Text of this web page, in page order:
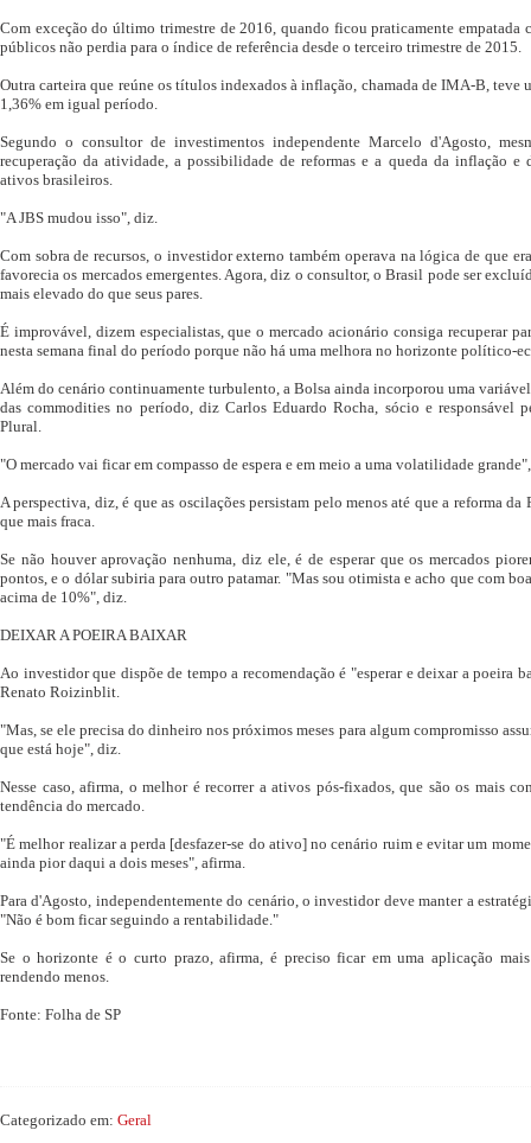
Com exceção do último trimestre de 2016, quando ficou praticamente empatada
públicos não perdia para o índice de referência desde o terceiro trimestre de 2015.
Outra carteira que reúne os títulos indexados à inflação, chamada de IMA-B, teve
1,36% em igual período.
Segundo o consultor de investimentos independente Marcelo d'Agosto,
recuperação da atividade, a possibilidade de reformas e a queda da inflação e
ativos brasileiros.
"A JBS mudou isso", diz.
Com sobra de recursos, o investidor externo também operava na lógica de que
favorecia os mercados emergentes. Agora, diz o consultor, o Brasil pode ser
mais elevado do que seus pares.
É improvável, dizem especialistas, que o mercado acionário consiga recuperar
nesta semana final do período porque não há uma melhora no horizonte político-
Além do cenário continuamente turbulento, a Bolsa ainda incorporou uma
das commodities no período, diz Carlos Eduardo Rocha, sócio e responsável
Plural.
"O mercado vai ficar em compasso de espera e em meio a uma volatilidade
A perspectiva, diz, é que as oscilações persistam pelo menos até que a reforma da
que mais fraca.
Se não houver aprovação nenhuma, diz ele, é de esperar que os mercados
pontos, e o dólar subiria para outro patamar. "Mas sou otimista e acho que com
acima de 10%", diz.
DEIXAR A POEIRA BAIXAR
Ao investidor que dispõe de tempo a recomendação é "esperar e deixar a poeira
Renato Roizinblit.
"Mas, se ele precisa do dinheiro nos próximos meses para algum compromisso
que está hoje", diz.
Nesse caso, afirma, o melhor é recorrer a ativos pós-fixados, que são os mais
tendência do mercado.
"É melhor realizar a perda [desfazer-se do ativo] no cenário ruim e evitar um
ainda pior daqui a dois meses", afirma.
Para d'Agosto, independentemente do cenário, o investidor deve manter a
"Não é bom ficar seguindo a rentabilidade."
Se o horizonte é o curto prazo, afirma, é preciso ficar em uma aplicação mais
rendendo menos.
Fonte: Folha de SP
Categorizado em: Geral